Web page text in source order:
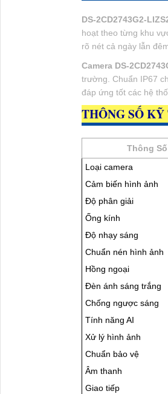
DS-2CD2743G2-
hoạt theo từng khu
rõ nét cả ngày lẫn
Camera DS-
trường. Chuẩn IP67
đáp ứng tốt các hệ
THÔNG SỐ
Thông Số
Loại camera
Cảm biến hình ảnh
Độ phân giải
Ống kính
Độ nhạy sáng
Chuẩn nén hình ảnh
Hồng ngoại
Đèn ánh sáng trắng
Chống ngược sáng
Tính năng AI
Xử lý hình ảnh
Chuẩn bảo vệ
Âm thanh
Giao tiếp